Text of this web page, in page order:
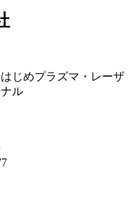
じめプラズマ・レーザ
ル